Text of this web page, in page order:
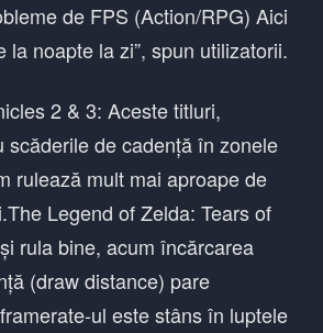
de FPS (Action/RPG) Aici
la noapte la zi”, spun utilizatorii.
2 & 3: Aceste titluri,
scăderile de cadență în zonele
rulează mult mai aproape de
Legend of Zelda: Tears of
rula bine, acum încărcarea
(draw distance) pare
ul este stâns în luptele